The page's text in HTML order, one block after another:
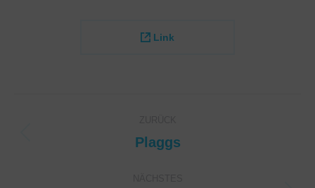
Link
Previous
Plaggs